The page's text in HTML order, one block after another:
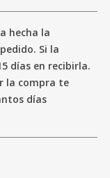
hecha la
Si la
días en recibirla.
la compra te
días